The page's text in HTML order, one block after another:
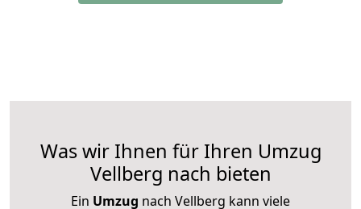
Was wir Ihnen für Ihren Umzug
Vellberg nach bieten
Ein Umzug nach Vellberg kann viele